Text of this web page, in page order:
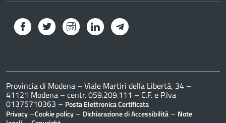
Facebook Twitter InstagramLinkedInTelegram
Provincia di Modena – Viale Martiri della Libertà, 34 –
41121 Modena – centr. 059.209.111 – C.F. e P.Iva
01375710363 – Posta Elettronica Certificata
Privacy –Cookie policy – Dichiarazione di Accessibilità – Note